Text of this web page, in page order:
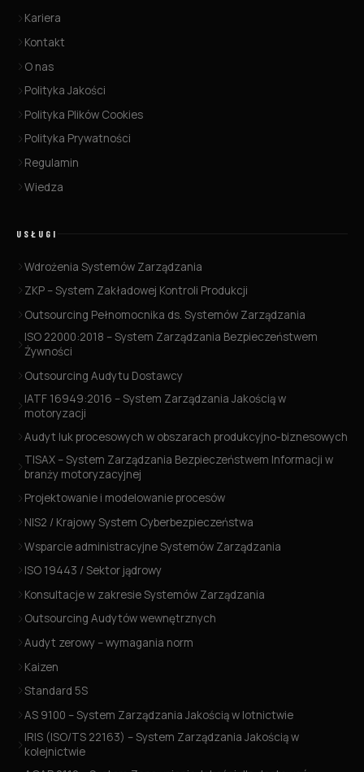
Kariera
Kontakt
O nas
Polityka Jakości
Polityka Plików Cookies
Polityka Prywatności
Regulamin
Wiedza
USŁUGI
Wdrożenia Systemów Zarządzania
ZKP – System Zakładowej Kontroli Produkcji
Outsourcing Pełnomocnika ds. Systemów Zarządzania
ISO 22000:2018 – System Zarządzania Bezpieczeństwem
Żywności
Outsourcing Audytu Dostawcy
IATF 16949:2016 – System Zarządzania Jakością w
motoryzacji
Audyt luk procesowych w obszarach produkcyjno-biznesowych
TISAX – System Zarządzania Bezpieczeństwem Informacji w
branży motoryzacyjnej
Projektowanie i modelowanie procesów
NIS2 / Krajowy System Cyberbezpieczeństwa
Wsparcie administracyjne Systemów Zarządzania
ISO 19443 / Sektor jądrowy
Konsultacje w zakresie Systemów Zarządzania
Outsourcing Audytów wewnętrznych
Audyt zerowy – wymagania norm
Kaizen
Standard 5S
AS 9100 – System Zarządzania Jakością w lotnictwie
IRIS (ISO/TS 22163) – System Zarządzania Jakością w
kolejnictwie